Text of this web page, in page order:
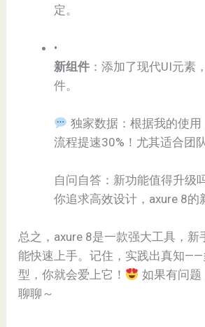
定。
•
​新组件​ ：添加了现代UI元素
件。
独家数据：根据我的使
流程提速30%！尤其适合团
自问自答：新功能值得升级
你追求高效设计，axure 8的
总之，axure 8是一款强大工具，新
能快速上手。记住，实践出真知
型，你就会爱上它！
如果有问题
聊聊～